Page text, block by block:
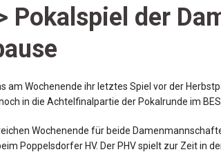
Pokalspiel der
am Wochenende ihr letztes Spiel vor der
in die Achtelfinalpartie der Pokalrunde im BES.
Wochenende für beide
Poppelsdorfer HV. Der PHV spielt zur Zeit in